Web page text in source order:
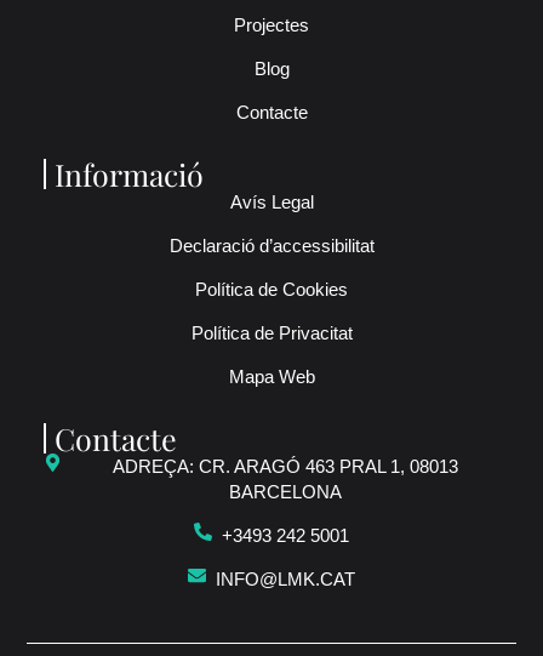
Projectes
Blog
Contacte
Informació
Avís Legal
Declaració d’accessibilitat
Política de Cookies
Política de Privacitat
Mapa Web
Contacte
ADREÇA: CR. ARAGÓ 463 PRAL 1, 08013
BARCELONA
+3493 242 5001
INFO@LMK.CAT